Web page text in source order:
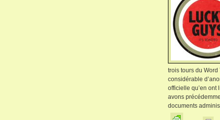
trois tours du
considérable
officielle qu’en ont
avons
documents